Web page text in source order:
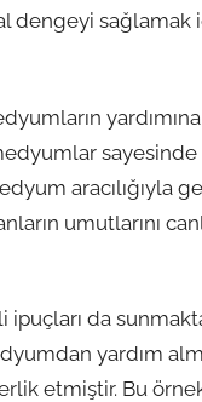
dengeyi
sayesinde
aracılığıyla
umutlarını
da
yardım
etmiştir. Bu